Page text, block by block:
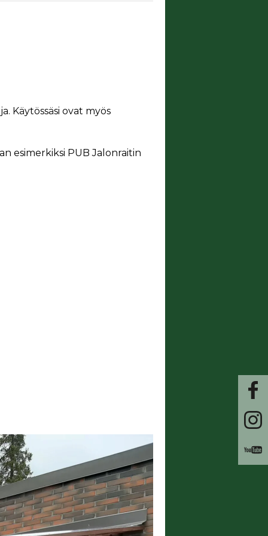
Käytössäsi ovat myös
esimerkiksi PUB Jalonraitin